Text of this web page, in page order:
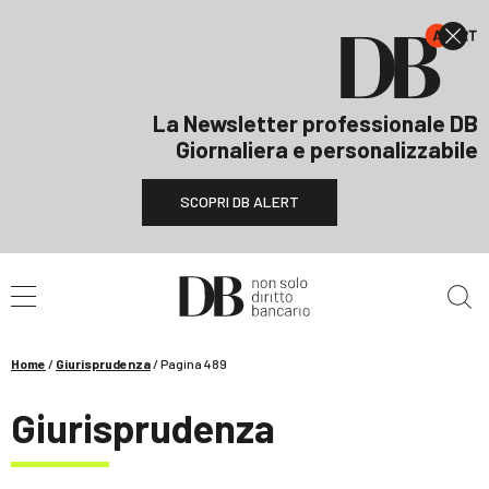
La Newsletter professionale DB
Giornaliera e personalizzabile
SCOPRI DB ALERT
Home / Giurisprudenza/Pagina 489
Giurisprudenza